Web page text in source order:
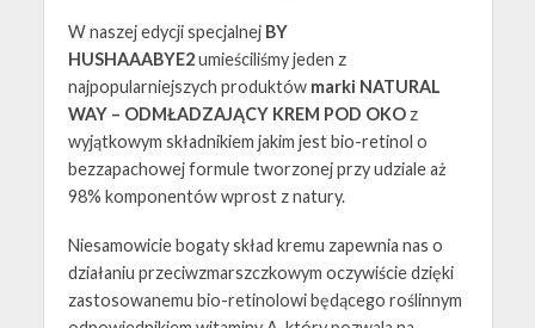
W naszej edycji specjalnej BY
HUSHAAABYE2umieściliśmy jeden z
najpopularniejszych produktów marki NATURAL
WAY – ODMŁADZAJĄCY KREM POD OKOz
wyjątkowym składnikiem jakim jest bio-retinol o
bezzapachowej formule tworzonej przy udziale aż
98% komponentów wprost z natury.
Niesamowicie bogaty skład kremu zapewnia nas o
działaniu przeciwzmarszczkowym oczywiście dzięki
zastosowanemu bio-retinolowi będącego roślinnym